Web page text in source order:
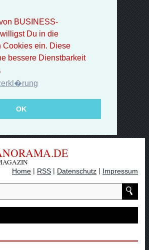
BUSINESS-
Du in die
Cookies ein. Diese
bessere Dienstbarkeit
OK
Home | RSS | Datenschutz | Impressum